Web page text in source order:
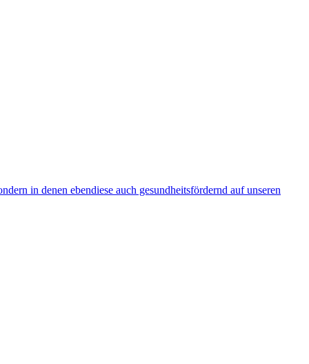
in denen ebendiese auch gesundheitsfördernd auf unseren